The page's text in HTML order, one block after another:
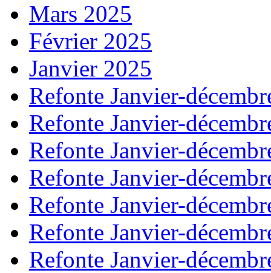
Mars 2025
Février 2025
Janvier 2025
Refonte Janvier-
Refonte Janvier-
Refonte Janvier-
Refonte Janvier-
Refonte Janvier-
Refonte Janvier-
Refonte Janvier-